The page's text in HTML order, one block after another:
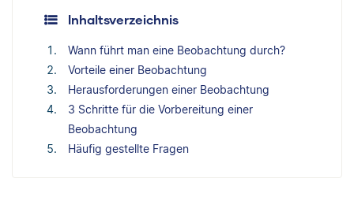
Inhaltsverzeichnis
Wann führt man eine Beobachtung durch?
Vorteile einer Beobachtung
Herausforderungen einer Beobachtung
3 Schritte für die Vorbereitung einer
Beobachtung
Häufig gestellte Fragen